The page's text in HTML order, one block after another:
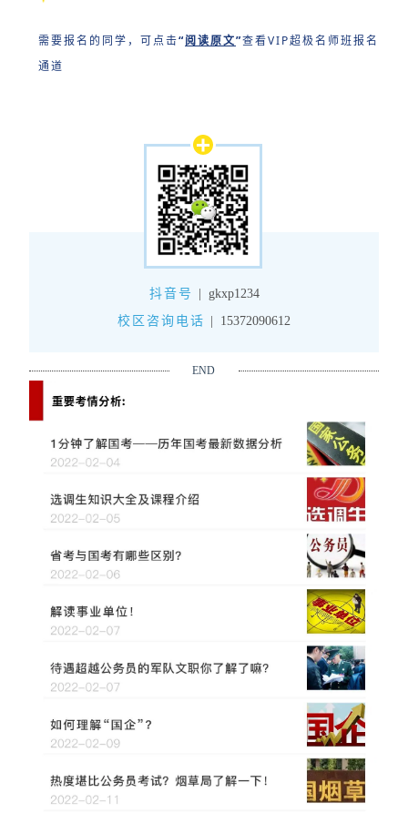
需要报名的同学，可点击“阅读原文”查看VIP超极名师班报名
通道
抖音号
gkxp1234
校区咨询电话
15372090612
END